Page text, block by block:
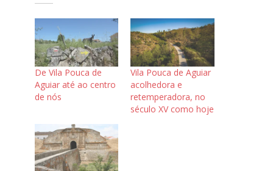
De Vila Pouca de
Aguiar até ao centro
de nós
Vila Pouca de Aguiar
acolhedora e
retemperadora, no
século XV como hoje